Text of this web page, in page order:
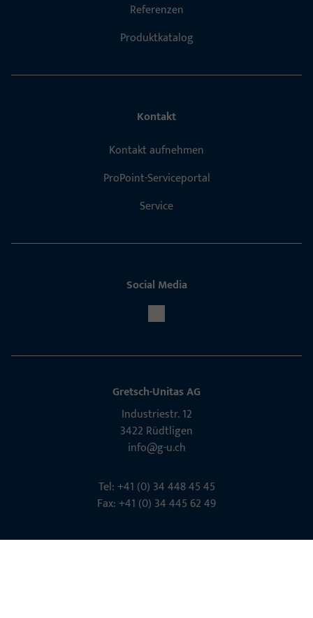
Referenzen
Produktkatalog
Kontakt
Kontakt aufnehmen
ProPoint-Serviceportal
Service
Social Media
Gretsch-Unitas AG
Indu­s­triestr. 12
3422 Rüdt­ligen
info@g-u.ch
Tel: +41 (0) 34 448 45 45
Fax: +41 (0) 34 445 62 49